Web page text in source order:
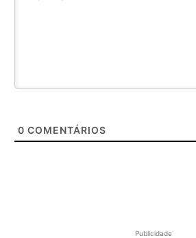
0 COMENTÁRIOS
Publicidade